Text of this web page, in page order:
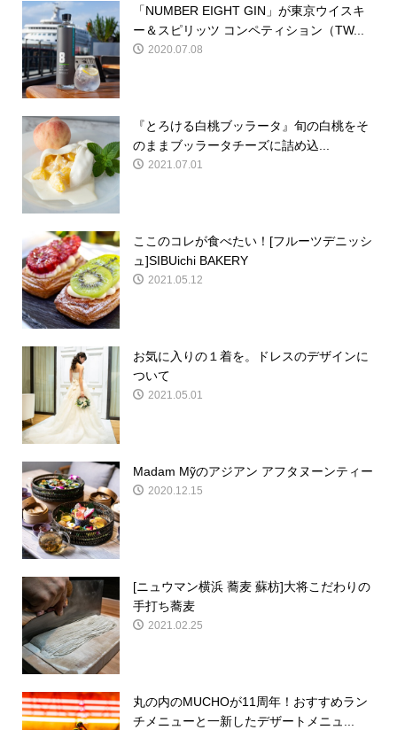
「NUMBER EIGHT GIN」が東京ウイスキ
ー＆スピリッツ コンペティション（TW...
2020.07.08
『とろける白桃ブッラータ』旬の白桃をそ
のままブッラータチーズに詰め込...
2021.07.01
ここのコレが食べたい！[フルーツデニッシ
ュ]SIBUichi BAKERY
2021.05.12
お気に入りの１着を。ドレスのデザインに
ついて
2021.05.01
Madam Mỹのアジアン アフタヌーンティー
2020.12.15
[ニュウマン横浜 蕎麦 蘇枋]大将こだわりの
手打ち蕎麦
2021.02.25
丸の内のMUCHOが11周年！おすすめラン
チメニューと一新したデザートメニュ...